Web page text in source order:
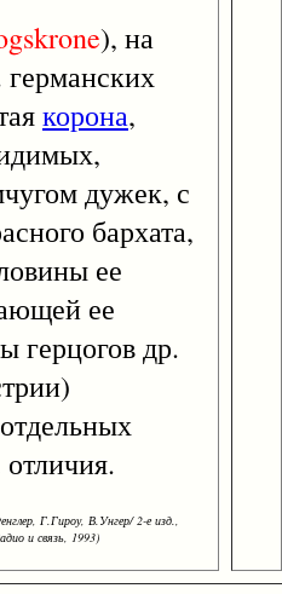
), на
германских
корона,
дужек, с
бархата,
ее
ее
герцогов др.
Г.Гироу, В.Унгер/ 2-е изд.,
и связь, 1993)